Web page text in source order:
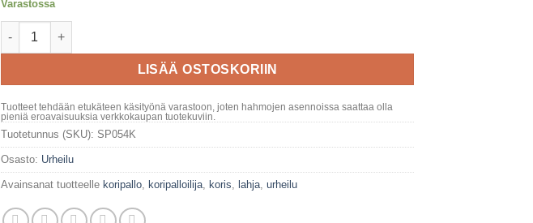
Varastossa
Koripalloilija (nainen) määrä
LISÄÄ OSTOSKORIIN
Tuotteet tehdään etukäteen käsityönä varastoon, joten hahmojen asennoissa saattaa olla
pieniä eroavaisuuksia verkkokaupan tuotekuviin.
Tuotetunnus (SKU): SP054K
Osasto: Urheilu
Avainsanat tuotteelle koripallo koripalloilija koris lahja urheilu